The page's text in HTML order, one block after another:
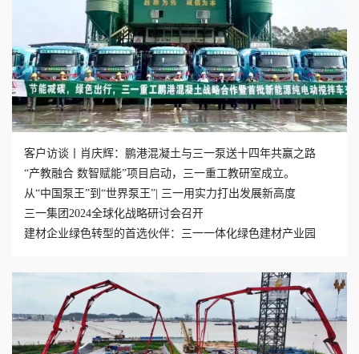
客户访谈丨肖庆辉：鹏港混凝土与三一泵送十四年共赢之路
“产教融合 数智赋能”项目启动，三一重工教研室成立。
从“中国泵王”到“世界泵王”| 三一用实力打出发展新高度
三一集团2024全球化战略研讨会召开
建材企业绿色转型的首选伙伴：三一一体化绿色建材产业园